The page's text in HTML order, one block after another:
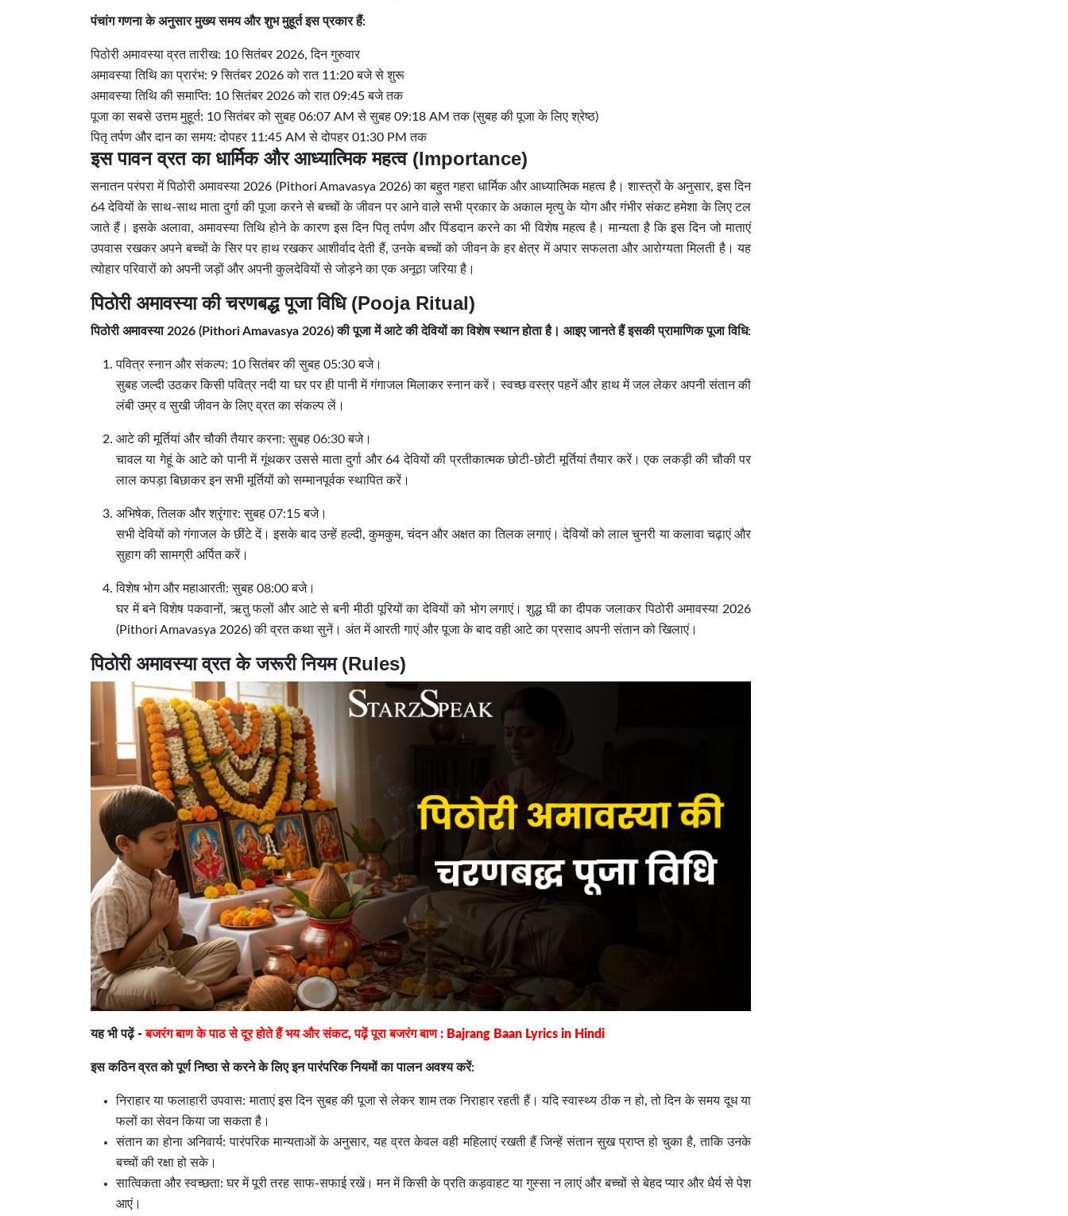
पंचांग गणना के अनुसार मुख्य समय और शुभ मुहूर्त इस प्रकार हैं:
पिठोरी अमावस्या व्रत तारीख: 10 सितंबर 2026, दिन गुरुवार
अमावस्या तिथि का प्रारंभ: 9 सितंबर 2026 को रात 11:20 बजे से शुरू
अमावस्या तिथि की समाप्ति: 10 सितंबर 2026 को रात 09:45 बजे तक
पूजा का सबसे उत्तम मुहूर्त: 10 सितंबर को सुबह 06:07 AM से सुबह 09:18 AM तक (सुबह की पूजा के लिए श्रेष्ठ)
पितृ तर्पण और दान का समय: दोपहर 11:45 AM से दोपहर 01:30 PM तक
इस पावन व्रत का धार्मिक और आध्यात्मिक महत्व (Importance)
सनातन परंपरा में पिठोरी अमावस्या 2026 (Pithori Amavasya 2026) का बहुत गहरा धार्मिक और आध्यात्मिक महत्व है। शास्त्रों के अनुसार, इस दिन
64 देवियों के साथ-साथ माता दुर्गा की पूजा करने से बच्चों के जीवन पर आने वाले सभी प्रकार के अकाल मृत्यु के योग और गंभीर संकट हमेशा के लिए टल
जाते हैं। इसके अलावा, अमावस्या तिथि होने के कारण इस दिन पितृ तर्पण और पिंडदान करने का भी विशेष महत्व है। मान्यता है कि इस दिन जो माताएं
उपवास रखकर अपने बच्चों के सिर पर हाथ रखकर आशीर्वाद देती हैं, उनके बच्चों को जीवन के हर क्षेत्र में अपार सफलता और आरोग्यता मिलती है। यह
त्योहार परिवारों को अपनी जड़ों और अपनी कुलदेवियों से जोड़ने का एक अनूठा जरिया है।
पिठोरी अमावस्या की चरणबद्ध पूजा विधि (Pooja Ritual)
पिठोरी अमावस्या 2026 (Pithori Amavasya 2026) की पूजा में आटे की देवियों का विशेष स्थान होता है। आइए जानते हैं इसकी प्रामाणिक पूजा विधि:
पवित्र स्नान और संकल्प: 10 सितंबर की सुबह 05:30 बजे।
सुबह जल्दी उठकर किसी पवित्र नदी या घर पर ही पानी में गंगाजल मिलाकर स्नान करें। स्वच्छ वस्त्र पहनें और हाथ में जल लेकर अपनी संतान की
लंबी उम्र व सुखी जीवन के लिए व्रत का संकल्प लें।
आटे की मूर्तियां और चौकी तैयार करना: सुबह 06:30 बजे।
चावल या गेहूं के आटे को पानी में गूंथकर उससे माता दुर्गा और 64 देवियों की प्रतीकात्मक छोटी-छोटी मूर्तियां तैयार करें। एक लकड़ी की चौकी पर
लाल कपड़ा बिछाकर इन सभी मूर्तियों को सम्मानपूर्वक स्थापित करें।
अभिषेक, तिलक और श्रृंगार: सुबह 07:15 बजे।
सभी देवियों को गंगाजल के छींटे दें। इसके बाद उन्हें हल्दी, कुमकुम, चंदन और अक्षत का तिलक लगाएं। देवियों को लाल चुनरी या कलावा चढ़ाएं और
सुहाग की सामग्री अर्पित करें।
विशेष भोग और महाआरती: सुबह 08:00 बजे।
घर में बने विशेष पकवानों, ऋतु फलों और आटे से बनी मीठी पूरियों का देवियों को भोग लगाएं। शुद्ध घी का दीपक जलाकर पिठोरी अमावस्या 2026
(Pithori Amavasya 2026) की व्रत कथा सुनें। अंत में आरती गाएं और पूजा के बाद वही आटे का प्रसाद अपनी संतान को खिलाएं।
पिठोरी अमावस्या व्रत के जरूरी नियम (Rules)
यह भी पढ़ें -बजरंग बाण के पाठ से दूर होते हैं भय और संकट, पढ़ें पूरा बजरंग बाण : Bajrang Baan Lyrics in Hindi
इस कठिन व्रत को पूर्ण निष्ठा से करने के लिए इन पारंपरिक नियमों का पालन अवश्य करें:
निराहार या फलाहारी उपवास: माताएं इस दिन सुबह की पूजा से लेकर शाम तक निराहार रहती हैं। यदि स्वास्थ्य ठीक न हो, तो दिन के समय दूध या
फलों का सेवन किया जा सकता है।
संतान का होना अनिवार्य: पारंपरिक मान्यताओं के अनुसार, यह व्रत केवल वही महिलाएं रखती हैं जिन्हें संतान सुख प्राप्त हो चुका है, ताकि उनके
बच्चों की रक्षा हो सके।
सात्विकता और स्वच्छता: घर में पूरी तरह साफ-सफाई रखें। मन में किसी के प्रति कड़वाहट या गुस्सा न लाएं और बच्चों से बेहद प्यार और धैर्य से पेश
आएं।